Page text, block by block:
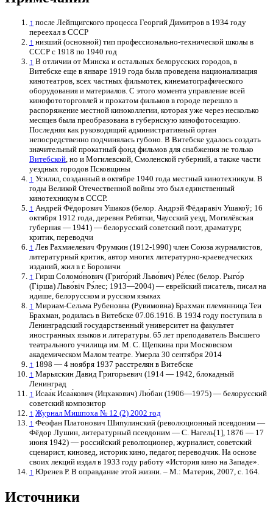
↑ после Лейпцигского процесса Георгий Димитров в 1934 году
переехал в СССР
↑ низший (основной) тип профессионально-технической школы в
СССР с 1918 по 1940 год
↑ В отличии от Минска и остальных белорусских городов, в
Витебске еще в январе 1919 года была проведена национализация
кинотеатров, всех частных фильмотек, кинематографического
оборудования и материалов. С этого момента управление всей
кинофототорговлей и прокатом фильмов в городе перешло в
распоряжение местной киноколлегии, которая уже через несколько
месяцев была преобразована в губернскую кинофотосекцию.
Последняя как руководящий административный орган
непосредственно подчинялась губоно. В Витебске удалось создать
значительный прокатный фонд фильмов для снабжения не только
Витебской, но и Могилевской, Смоленской губерний, а также части
уездных городов Псковщины
↑ Усилил, созданный в октябре 1940 года местный кинотехникум. В
годы Великой Отечественной войны это был единственный
кинотехникум в СССР.
↑ Андрей Фёдорович Ушаков (белор. Андрэй Фёдаравіч Ушакоў; 16
октября 1912 года, деревня Ребятки, Чаусский уезд, Могилёвская
губерния — 1941) — белорусский советский поэт, драматург,
критик, переводчи
↑ Лев Рахмиелевич Фрумкин (1912-1990) член Союза журналистов,
литературный критик, автор многих литературно-краеведческих
изданий, жил в г. Боровичи
↑ Гирш Соломо́нович (Григо́рий Льво́вич) Ре́лес (белор. Рыго́р
(Гірша) Льво́віч Рэ́лес; 1913—2004) — еврейский писатель, писал на
идише, белорусском и русском языках
↑ Мириам-Сельма Рубеновна (Рувимовна) Брахман племянница Теи
Брахман, родилась в Витебске 07.06.1916. В 1934 году поступила в
Ленинградский государственный университет на факультет
иностранных языков и литературы. 65 лет преподаватель Высшего
театрального училища им. М. С. Щепкина при Московском
академическом Малом театре. Умерла 30 сентября 2014
↑ 1898 — 4 ноября 1937 расстрелян в Витебске
↑ Марьяскин Давид Григорьевич (1914 — 1942, блокадный
Ленинград
↑ Исаа́к Исаа́кович (Ицхакович) Лю́бан (1906—1975) — белорусский
советский композитор
↑ Журнал Мишпоха № 12 (2) 2002 год
↑ Феофан Платонович Шипулинский (революционный псевдоним —
Фёдор Лушин, литературный псевдоним — С. Нагель[1], 1876 — 17
июня 1942) — российский революционер, журналист, советский
сценарист, киновед, историк кино, педагог, переводчик. На основе
своих лекций издал в 1933 году работу «История кино на Западе».
↑ Юренев Р. В оправдание этой жизни. – М.: Материк, 2007, с. 164.
Источники